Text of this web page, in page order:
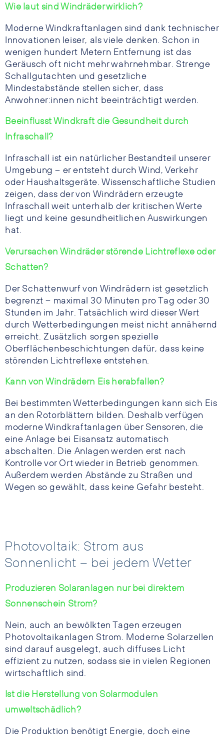
Wie laut sind Windräder wirklich?
Moderne Windkraftanlagen sind dank technischer
Innovationen leiser, als viele denken. Schon in
wenigen hundert Metern Entfernung ist das
Geräusch oft nicht mehr wahrnehmbar. Strenge
Schallgutachten und gesetzliche
Mindestabstände stellen sicher, dass
Anwohner:innen nicht beeinträchtigt werden.
Beeinflusst Windkraft die Gesundheit durch
Infraschall?
Infraschall ist ein natürlicher Bestandteil unserer
Umgebung – er entsteht durch Wind, Verkehr
oder Haushaltsgeräte. Wissenschaftliche Studien
zeigen, dass der von Windrädern erzeugte
Infraschall weit unterhalb der kritischen Werte
liegt und keine gesundheitlichen Auswirkungen
hat.
Verursachen Windräder störende Lichtreflexe oder
Schatten?
Der Schattenwurf von Windrädern ist gesetzlich
begrenzt – maximal 30 Minuten pro Tag oder 30
Stunden im Jahr. Tatsächlich wird dieser Wert
durch Wetterbedingungen meist nicht annähernd
erreicht. Zusätzlich sorgen spezielle
Oberflächenbeschichtungen dafür, dass keine
störenden Lichtreflexe entstehen.
Kann von Windrädern Eis herabfallen?
Bei bestimmten Wetterbedingungen kann sich Eis
an den Rotorblättern bilden. Deshalb verfügen
moderne Windkraftanlagen über Sensoren, die
eine Anlage bei Eisansatz automatisch
abschalten. Die Anlagen werden erst nach
Kontrolle vor Ort wieder in Betrieb genommen.
Außerdem werden Abstände zu Straßen und
Wegen so gewählt, dass keine Gefahr besteht.
Photovoltaik: Strom aus
Sonnenlicht – bei jedem Wetter
Produzieren Solaranlagen nur bei direktem
Sonnenschein Strom?
Nein, auch an bewölkten Tagen erzeugen
Photovoltaikanlagen Strom. Moderne Solarzellen
sind darauf ausgelegt, auch diffuses Licht
effizient zu nutzen, sodass sie in vielen Regionen
wirtschaftlich sind.
Ist die Herstellung von Solarmodulen
umweltschädlich?
Die Produktion benötigt Energie, doch eine